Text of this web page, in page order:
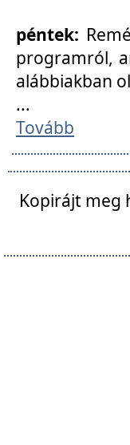
péntek:
programról,
alábbiakban
...
Tovább
Kopirájt meg